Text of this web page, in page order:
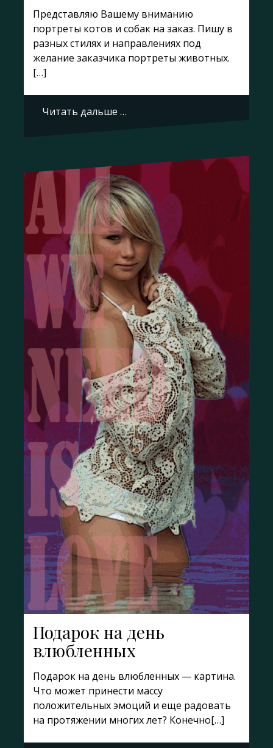
Представляю Вашему вниманию
портреты котов и собак на заказ. Пишу в
разных стилях и направлениях под
желание заказчика портреты животных.
[…]
Читать дальше …
Подарок на день
влюбленных
Подарок на день влюбленных — картина.
Что может принести массу
положительных эмоций и еще радовать
на протяжении многих лет? Конечно[…]